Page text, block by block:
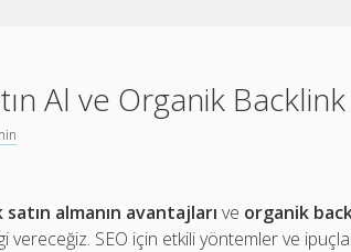
Al ve Organik
almanın avantajları ve organik
vereceğiz. SEO için etkili yöntemler ve